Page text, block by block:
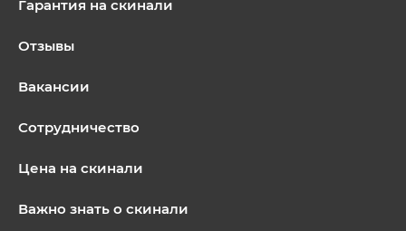
Гарантия на скинали
Отзывы
Вакансии
Сотрудничество
Цена на скинали
Важно знать о скинали